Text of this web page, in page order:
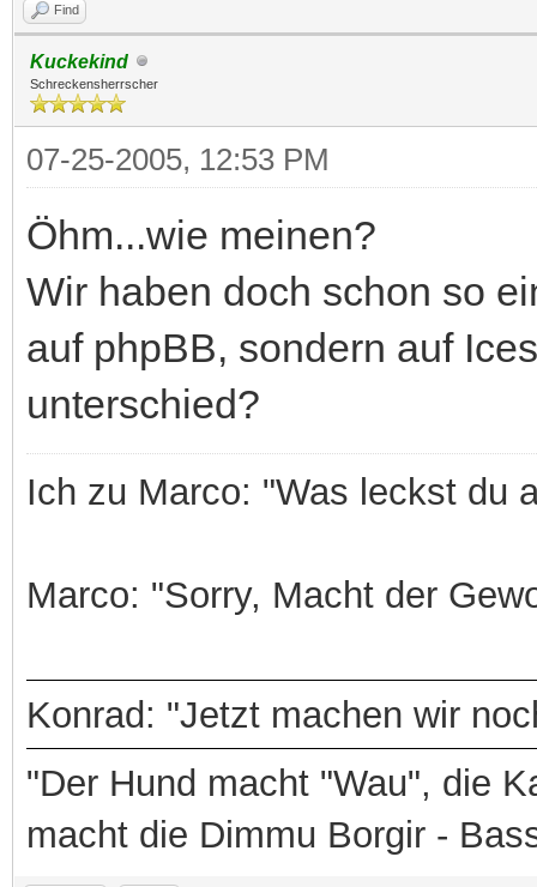
Find
Kuckekind
Schreckensherrscher
07-25-2005, 12:53 PM
Öhm...wie meinen?
Wir haben doch schon so
auf phpBB, sondern auf
unterschied?
Ich zu Marco: "Was leckst du
Marco: "Sorry, Macht der
Konrad: "Jetzt machen wir
"Der Hund macht "Wau", die
macht die Dimmu Borgir -